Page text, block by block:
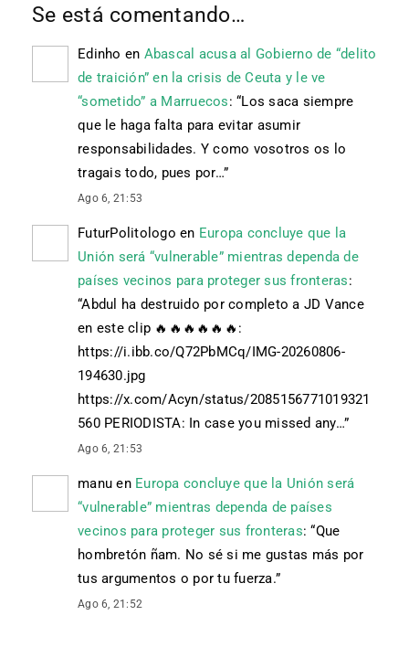
Se está comentando…
Edinho en Abascal acusa al Gobierno de “delito
de traición” en la crisis de Ceuta y le ve
“sometido” a Marruecos: “Los saca siempre
que le haga falta para evitar asumir
responsabilidades. Y como vosotros os lo
tragais todo, pues por…”
Ago 6, 21:53
FuturPolitologo en Europa concluye que la
Unión será “vulnerable” mientras dependa de
países vecinos para proteger sus fronteras:
“Abdul ha destruido por completo a JD Vance
en este clip 🔥🔥🔥🔥🔥🔥:
https://i.ibb.co/Q72PbMCq/IMG-20260806-
194630.jpg
https://x.com/Acyn/status/2085156771019321
560 PERIODISTA: In case you missed any…”
Ago 6, 21:53
manu en Europa concluye que la Unión será
“vulnerable” mientras dependa de países
vecinos para proteger sus fronteras: “Que
hombretón ñam. No sé si me gustas más por
tus argumentos o por tu fuerza.”
Ago 6, 21:52